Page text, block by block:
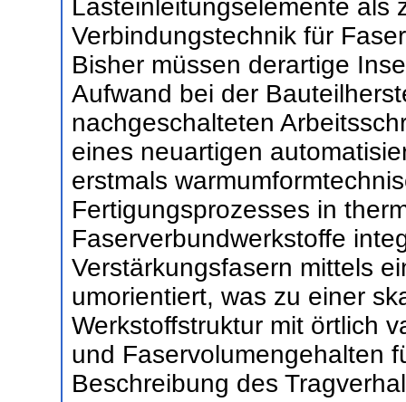
Lasteinleitungselemente als
Verbindungstechnik für
Bisher müssen derartige
Aufwand bei der
nachgeschalteten
eines neuartigen
erstmals
Fertigungsprozesses in
Faserverbundwerkstoffe
Verstärkungsfasern mittels
umorientiert, was zu einer
Werkstoffstruktur mit örtlich
und Faservolumengehalten
Beschreibung des